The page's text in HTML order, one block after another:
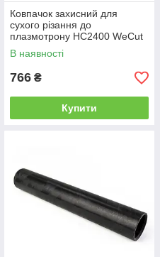
Ковпачок захисний для
сухого різання до
плазмотрону HC2400 WeCut
В наявності
766 ₴
Купити